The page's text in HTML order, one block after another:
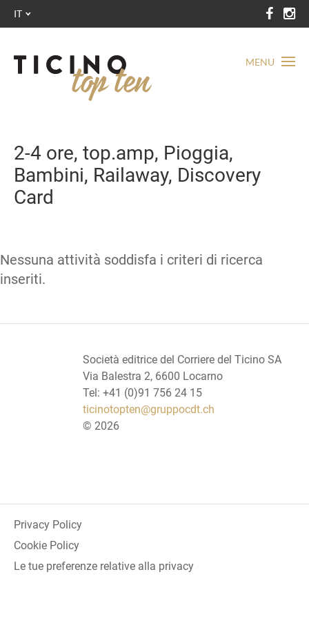
MENU
IT
2-4 ore, top.amp, Pioggia,
Bambini, Railaway, Discovery
Card
Nessuna attività soddisfa i criteri di ricerca
inseriti.
Società editrice del Corriere del Ticino SA
Via Balestra 2, 6600 Locarno
Tel: +41 (0)91 756 24 15
ticinotopten@gruppocdt.ch
© 2026
Privacy Policy
Cookie Policy
Le tue preferenze relative alla privacy